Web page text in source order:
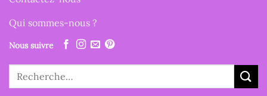
Qui sommes-nous ?
Nous suivre
Recherche
pour :